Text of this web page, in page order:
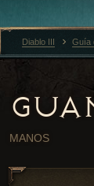
MANOS
Diablo III Guía